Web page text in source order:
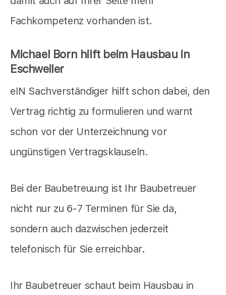
Fachkompetenz vorhanden ist.
Michael Born hilft beim Hausbau in
Eschweiler
eIN Sachverständiger hilft schon dabei, den
Vertrag richtig zu formulieren und warnt
schon vor der Unterzeichnung vor
ungünstigen Vertragsklauseln.
Bei der Baubetreuung ist Ihr Baubetreuer
nicht nur zu 6-7 Terminen für Sie da,
sondern auch dazwischen jederzeit
telefonisch für Sie erreichbar.
Ihr Baubetreuer schaut beim Hausbau in